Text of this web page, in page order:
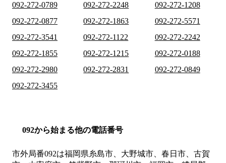
092-272-0789
092-272-2248
092-272-1208
092-272-0877
092-272-1863
092-272-5571
092-272-3541
092-272-1122
092-272-2242
092-272-1855
092-272-1215
092-272-0188
092-272-2980
092-272-2831
092-272-0849
092-272-3455
092から始まる他の電話番号
市外局番092は福岡県糸島市、大野城市、春日市、古賀